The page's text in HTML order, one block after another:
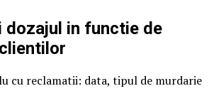
dozajul in functie de
cu reclamatii: data, tipul de murdarie